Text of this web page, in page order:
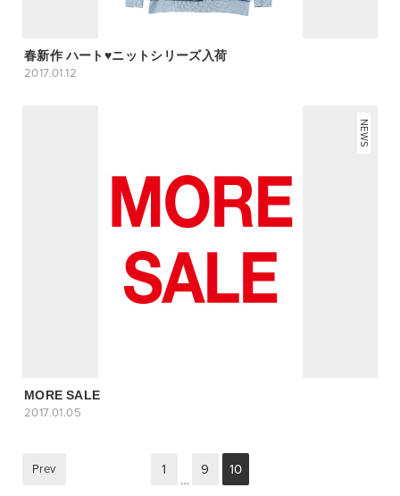
春新作 ハート♥ニットシリーズ入荷
2017.01.12
NEWS
MORE SALE
2017.01.05
Prev 1
…
9 10